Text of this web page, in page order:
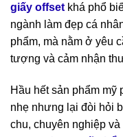
giấy offset khá phổ
ngành làm đẹp cá
phẩm, mà nằm ở yêu
tượng và cảm nhận
Hầu hết sản phẩm
nhẹ nhưng lại đòi hỏi
chu, chuyên nghiệp